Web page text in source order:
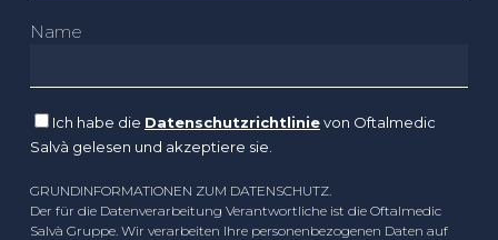
Name
Ich habe die Datenschutzrichtlinievon Oftalmedic
Salvà gelesen und akzeptiere sie.
GRUNDINFORMATIONEN ZUM DATENSCHUTZ.
Der für die Datenverarbeitung Verantwortliche ist die Oftalmedic
Salvà Gruppe. Wir verarbeiten Ihre personenbezogenen Daten auf